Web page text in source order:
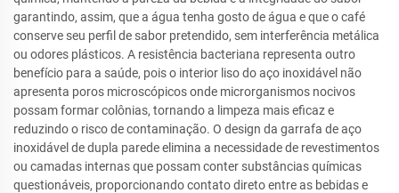
garantindo, assim, que a água tenha gosto de água e que o café
conserve seu perfil de sabor pretendido, sem interferência metálica
ou odores plásticos. A resistência bacteriana representa outro
benefício para a saúde, pois o interior liso do aço inoxidável não
apresenta poros microscópicos onde microrganismos nocivos
possam formar colônias, tornando a limpeza mais eficaz e
reduzindo o risco de contaminação. O design da garrafa de aço
inoxidável de dupla parede elimina a necessidade de revestimentos
ou camadas internas que possam conter substâncias químicas
questionáveis, proporcionando contato direto entre as bebidas e